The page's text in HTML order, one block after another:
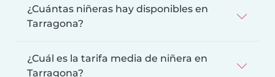
¿Cuántas niñeras hay disponibles en
Tarragona?
¿Cuál es la tarifa media de niñera en
Tarragona?